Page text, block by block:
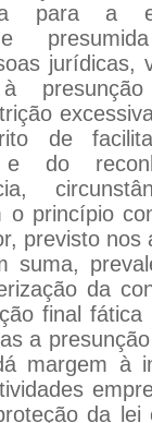
para a
jurídicas,
presunção
de
e do
o princípio
previsto nos
suma,
da
final
a
margem à
da lei